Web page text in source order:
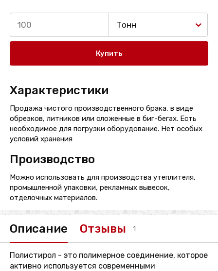
Тонн
Купить
Характеристики
Продажа чистого производственного брака, в виде
обрезков, литников или сложенные в биг-бегах. Есть
необходимое для погрузки оборудование. Нет особых
условий хранения
Производство
Можно использовать для производства утеплителя,
промышленной упаковки, рекламных вывесок,
отделочных материалов.
Описание Отзывы 1
Полистирол - это полимерное соединение, которое
активно используется современными